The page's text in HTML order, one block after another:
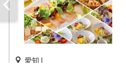
愛知 |